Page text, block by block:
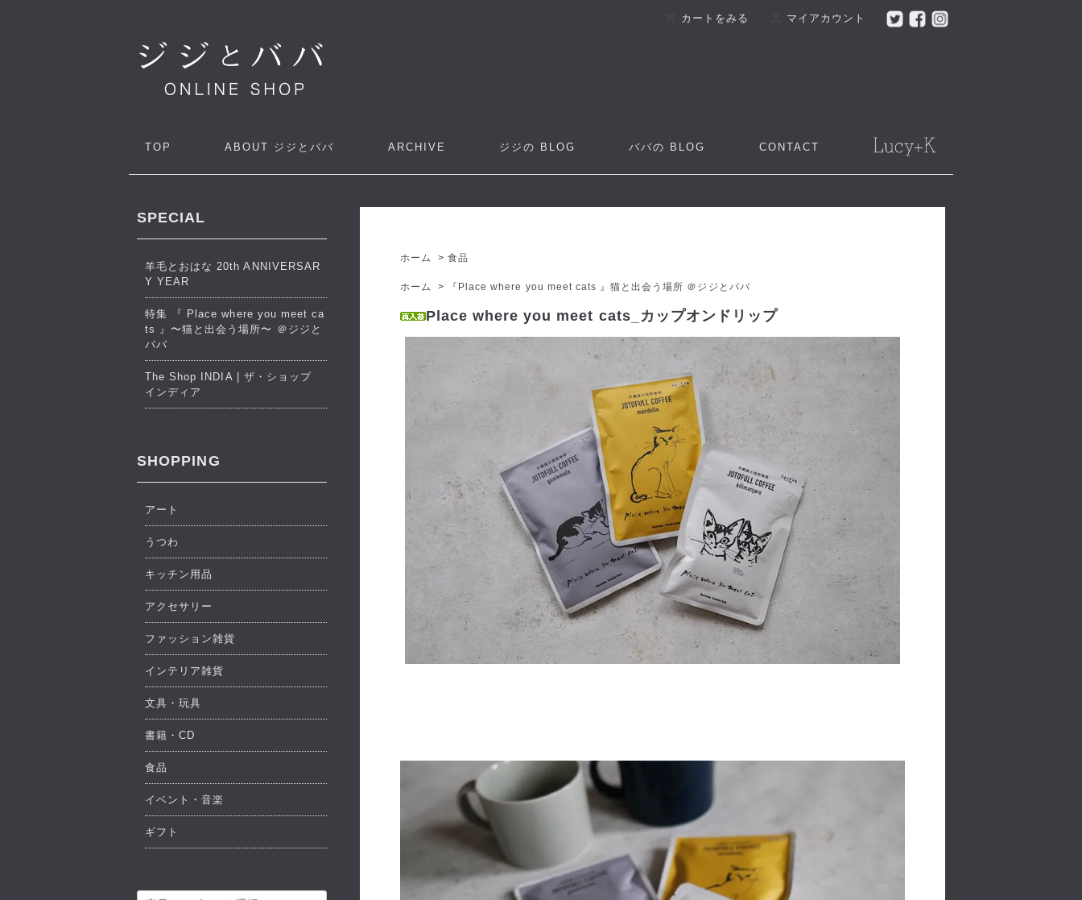
カートをみる マイアカウント
TOP ABOUT ジジとババ ARCHIVE ジジの BLOG ババの BLOG CONTACT
ホーム >食品
ホーム > 『Place where you meet cats 』猫と出会う場所 ＠ジジとババ
Place where you meet cats_カップオンドリップ
SPECIAL
羊毛とおはな 20th ANNIVERSAR
Y YEAR
特集 『 Place where you meet ca
ts 』〜猫と出会う場所〜 ＠ジジと
ババ
The Shop INDIA | ザ・ショップ
インディア
SHOPPING
アート
うつわ
キッチン用品
アクセサリー
ファッション雑貨
インテリア雑貨
文具・玩具
書籍・CD
食品
イベント・音楽
ギフト